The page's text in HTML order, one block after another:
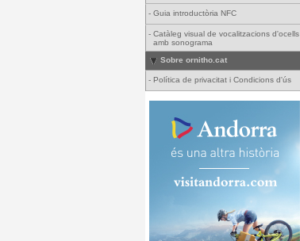
- Guia introductòria NFC
- Catàleg visual de vocalitzacions d'ocells
amb sonograma
Sobre ornitho.cat
- Política de privacitat i Condicions d'ús